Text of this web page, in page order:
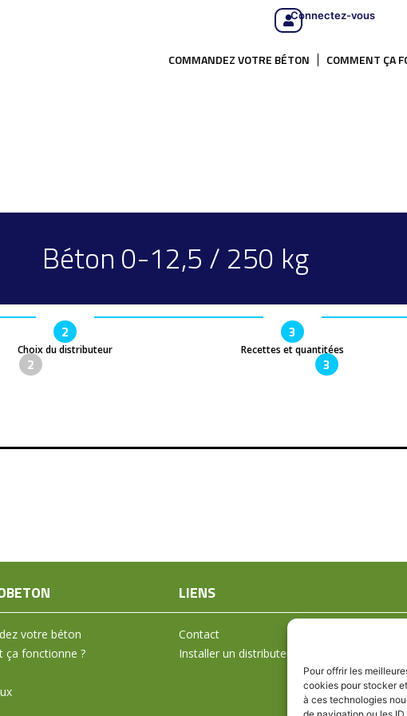
Pour offrir les
cookies pour stocker
à ces technologies
Connectez-vous
COMMANDEZ VOTRE BÉTON COMMENT ÇA
Béton 0-12,5 / 250 kg
2
Choix du distributeur
3
Recettes et quantitées
2 3
votre béton
ça fonctionne ?
LIENS
Contact
Installer un distributeur